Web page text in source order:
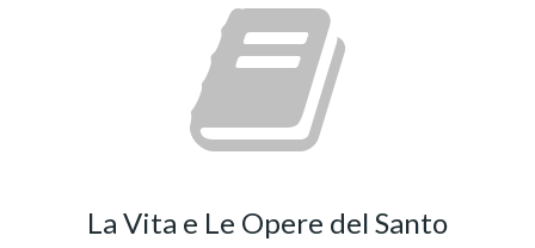
La Vita e Le Opere del Santo